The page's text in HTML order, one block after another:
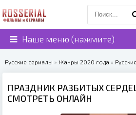
Наше меню (нажмите)
Русские сериалы » Жанры 2020 года »
ПРАЗДНИК РАЗБИТЫХ
СМОТРЕТЬ ОНЛАЙН